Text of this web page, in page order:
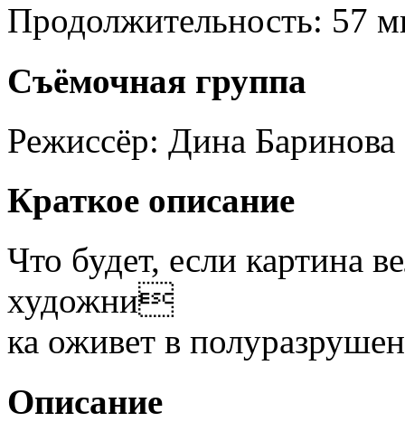
Продолжительность: 57
Съёмочная группа
Режиссёр: Дина Баринова
Краткое описание
Что будет, если картина
художни
ка оживет в
Описание